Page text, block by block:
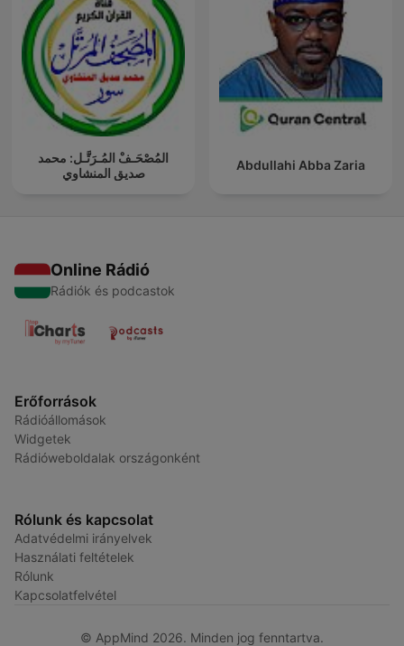
المُصْحَـفْ المُـرَتَّـل: محمد
صديق المنشاوي
Abdullahi Abba Zaria
Online Rádió
Rádiók és podcastok
Erőforrások
Rádióállomások
Widgetek
Rádióweboldalak országonként
Rólunk és kapcsolat
Adatvédelmi irányelvek
Használati feltételek
Rólunk
Kapcsolatfelvétel
© AppMind 2026. Minden jog fenntartva.